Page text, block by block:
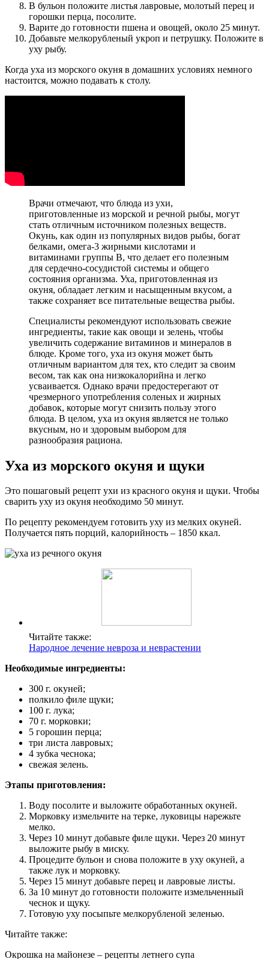
В бульон положите листья лавровые, молотый перец и
горошки перца, посолите.
Варите до готовности пшена и овощей, около 25 минут.
Добавьте мелкорубленый укроп и петрушку. Положите в
уху рыбу.
Когда уха из морского окуня в домашних условиях немного
настоится, можно подавать к столу.
Врачи отмечают, что блюда из ухи,
приготовленные из морской и речной рыбы, могут
стать отличным источником полезных веществ.
Окунь, как один из популярных видов рыбы, богат
белками, омега-3 жирными кислотами и
витаминами группы B, что делает его полезным
для сердечно-сосудистой системы и общего
состояния организма. Уха, приготовленная из
окуня, обладает легким и насыщенным вкусом, а
также сохраняет все питательные вещества рыбы.
Специалисты рекомендуют использовать свежие
ингредиенты, такие как овощи и зелень, чтобы
увеличить содержание витаминов и минералов в
блюде. Кроме того, уха из окуня может быть
отличным вариантом для тех, кто следит за своим
весом, так как она низкокалорийна и легко
усваивается. Однако врачи предостерегают от
чрезмерного употребления соленых и жирных
добавок, которые могут снизить пользу этого
блюда. В целом, уха из окуня является не только
вкусным, но и здоровым выбором для
разнообразия рациона.
Уха из морского окуня и щуки
Это пошаговый рецепт ухи из красного окуня и щуки. Чтобы
сварить уху из окуня необходимо 50 минут.
По рецепту рекомендуем готовить уху из мелких окуней.
Получается пять порций, калорийность – 1850 ккал.
Читайте также:
Народное лечение невроза и неврастении
Необходимые ингредиенты:
300 г. окуней;
полкило филе щуки;
100 г. лука;
70 г. морковки;
5 горошин перца;
три листа лавровых;
4 зубка чеснока;
свежая зелень.
Этапы приготовления:
Воду посолите и выложите обработанных окуней.
Морковку измельчите на терке, луковицы нарежьте
мелко.
Через 10 минут добавьте филе щуки. Через 20 минут
выложите рыбу в миску.
Процедите бульон и снова положите в уху окуней, а
также лук и морковку.
Через 15 минут добавьте перец и лавровые листы.
За 10 минут до готовности положите измельченный
чеснок и щуку.
Готовую уху посыпьте мелкорубленой зеленью.
Читайте также:
Окрошка на майонезе – рецепты летнего супа